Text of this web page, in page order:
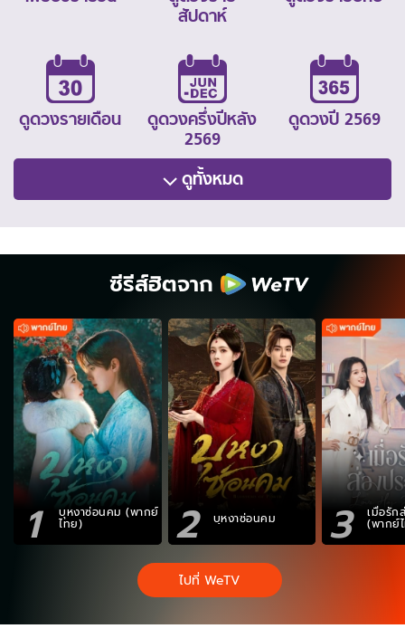
สัปดาห์
ดูดวงรายเดือน
ดูดวงครึ่งปีหลัง
2569
ดูดวงปี 2569
ดูทั้งหมด
ซีรีส์ฮิตจาก
1 บุหงาซ่อนคม (พากย์
ไทย) 2 บุหงาซ่อนคม 3 เมื่อรัก
(พากย์
ไปที่ WeTV